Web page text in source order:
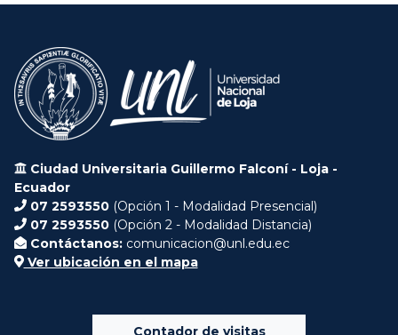
Ciudad Universitaria Guillermo Falconí - Loja -
Ecuador
07 2593550 (Opción 1 - Modalidad Presencial)
07 2593550 (Opción 2 - Modalidad Distancia)
Contáctanos: comunicacion@unl.edu.ec
Ver ubicación en el mapa
Contador de visitas